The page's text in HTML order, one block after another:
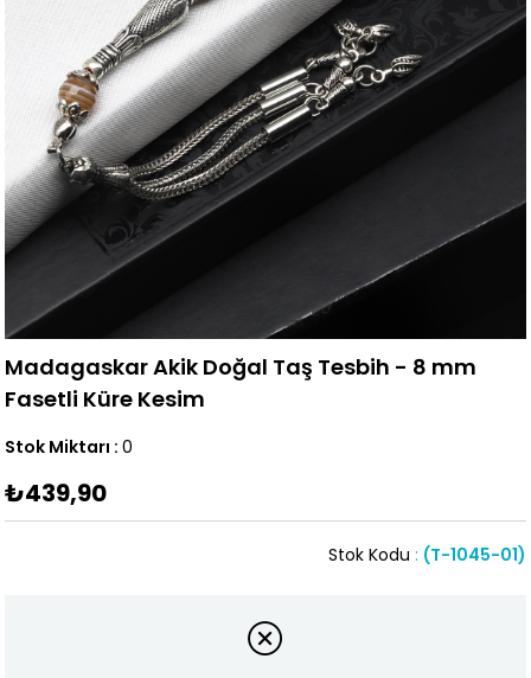
Madagaskar Akik Doğal Taş Tesbih - 8 mm
Fasetli Küre Kesim
Stok Miktarı : 0
₺439,90
(T-1045-01)
Stok Kodu